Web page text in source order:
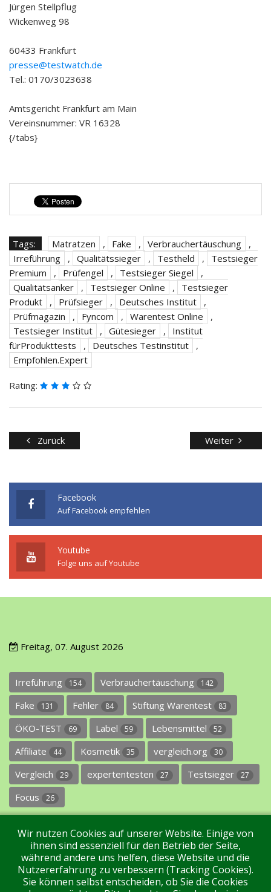
Jürgen Stellpflug
Wickenweg 98
60433 Frankfurt
presse@testwatch.de
Tel.: 0170/3023638
Amtsgericht Frankfurt am Main
Vereinsnummer: VR 16328
{/tabs}
Tags: Matratzen , Fake , Verbrauchertäuschung
,
Irreführung
, Qualitätssieger , Testheld ,
Testsieger
Premium
, Prüfengel , Testsieger Siegel
,
Qualitätsanker
, Testsieger Online ,
Testsieger
Produkt
, Prüfsieger , Deutsches Institut
,
Prüfmagazin
, Fyncom , Warentest Online
,
Testsieger Institut
, Gütesieger ,
Institut
fürProdukttests
, Deutsches Testinstitut
,
Empfohlen.Expert
Rating:
Zurück Weiter
Facebook
Auf Facebook empfehlen
Youtube
Folge uns auf Youtube
Freitag, 07. August 2026
Irreführung 154 Verbrauchertäuschung 142
Fake 131 Fehler 84 Stiftung Warentest 83
ÖKO-TEST 69 Label 59 Lebensmittel 52
Affiliate 44 Kosmetik 35 vergleich.org 30
Vergleich 29 expertentesten 27 Testsieger 27
Focus 26
Wir nutzen Cookies auf unserer Website. Einige von
ihnen sind essenziell für den Betrieb der Seite,
während andere uns helfen, diese Website und die
Nutzererfahrung zu verbessern (Tracking Cookies).
Sie können selbst entscheiden, ob Sie die Cookies